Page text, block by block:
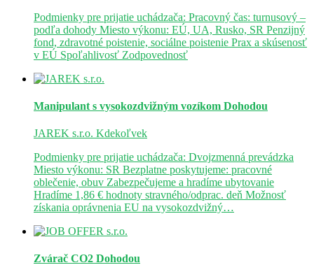
Podmienky pre prijatie uchádzača: Pracovný čas: turnusový –
podľa dohody Miesto výkonu: EÚ, UA, Rusko, SR Penzijný
fond, zdravotné poistenie, sociálne poistenie Prax a skúsenosť
v EÚ Spoľahlivosť Zodpovednosť
Manipulant s vysokozdvižným vozíkom Dohodou
JAREK s.r.o. Kdekoľvek
Podmienky pre prijatie uchádzača: Dvojzmenná prevádzka
Miesto výkonu: SR Bezplatne poskytujeme: pracovné
oblečenie, obuv Zabezpečujeme a hradíme ubytovanie
Hradíme 1,86 € hodnoty stravného/odprac. deň Možnosť
získania oprávnenia EU na vysokozdvižný…
Zvárač CO2 Dohodou